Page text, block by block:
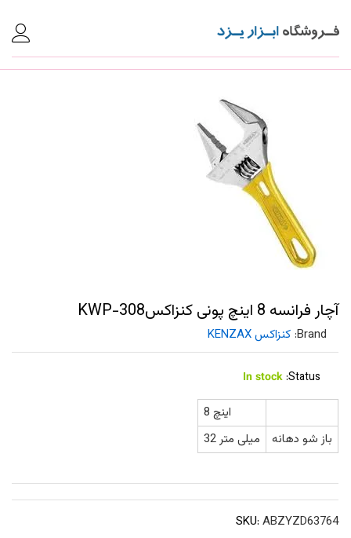
آچار فرانسه 8 اینچ پونی کنزاکسKWP-308
Brand: کنزاکس KENZAX
Status:
In stock
8 اینچ
32 میلی متر
باز شو دهانه
SKU: ABZYZD63764